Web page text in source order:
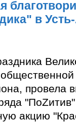
в
провела
акцию